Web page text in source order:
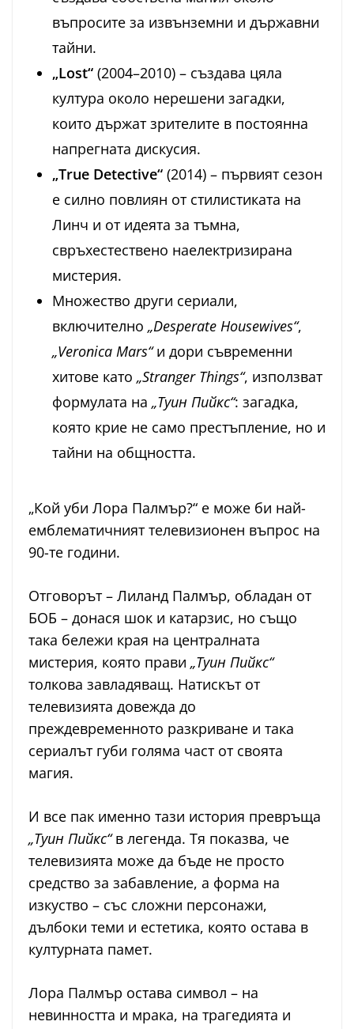
въпросите за извънземни и държавни
тайни.
„Lost“ (2004–2010) – създава цяла
култура около нерешени загадки,
които държат зрителите в постоянна
напрегната дискусия.
„True Detective“ (2014) – първият сезон
е силно повлиян от стилистиката на
Линч и от идеята за тъмна,
свръхестествено наелектризирана
мистерия.
Множество други сериали,
включително „Desperate Housewives“,
„Veronica Mars“и дори съвременни
хитове като „Stranger Things“, използват
формулата на „Туин Пийкс“: загадка,
която крие не само престъпление, но и
тайни на общността.
„Кой уби Лора Палмър?“ е може би най-
емблематичният телевизионен въпрос на
90-те години.
Отговорът – Лиланд Палмър, обладан от
БОБ – донася шок и катарзис, но също
така бележи края на централната
мистерия, която прави „Туин Пийкс“
толкова завладяващ. Натискът от
телевизията довежда до
преждевременното разкриване и така
сериалът губи голяма част от своята
магия.
И все пак именно тази история превръща
„Туин Пийкс“в легенда. Тя показва, че
телевизията може да бъде не просто
средство за забавление, а форма на
изкуство – със сложни персонажи,
дълбоки теми и естетика, която остава в
културната памет.
Лора Палмър остава символ – на
невинността и мрака, на трагедията и